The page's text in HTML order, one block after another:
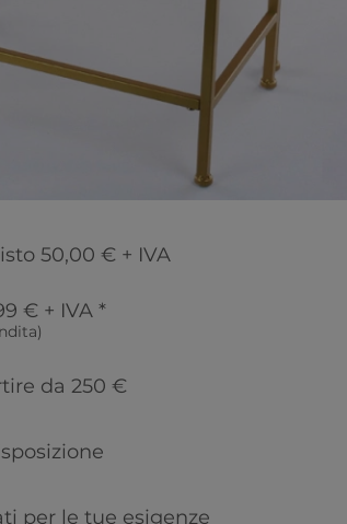
50,00 € + IVA
€ + IVA *
)
da 250 €
per le tue esigenze